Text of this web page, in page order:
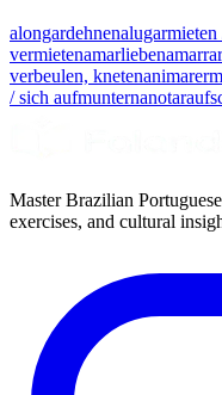
alongardehnenalugarmieten
vermietenamarliebenamarrar
verbeulen, knetenanimar
/ sich aufmunternanotar
Master Brazilian
exercises, and cultural